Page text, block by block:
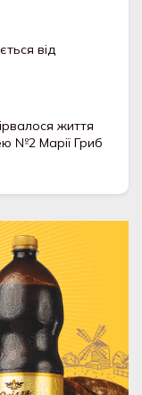
від
життя
№2 Марії Гриб